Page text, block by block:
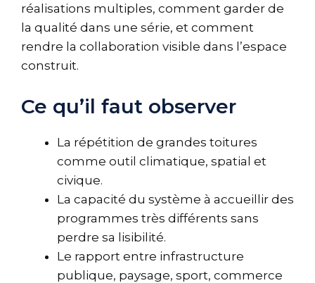
réalisations multiples, comment garder de
la qualité dans une série, et comment
rendre la collaboration visible dans l’espace
construit.
Ce qu’il faut observer
La répétition de grandes toitures
comme outil climatique, spatial et
civique.
La capacité du système à accueillir des
programmes très différents sans
perdre sa lisibilité.
Le rapport entre infrastructure
publique, paysage, sport, commerce